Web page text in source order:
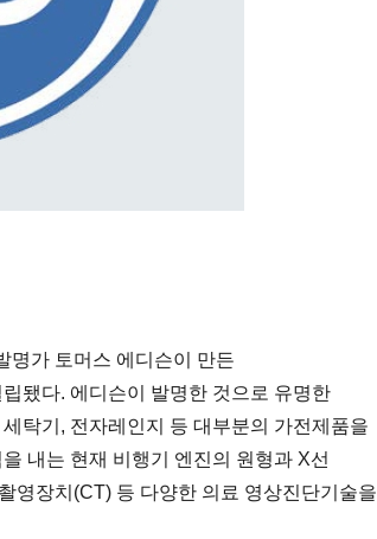
명가 토머스 에디슨이 만든
됐다. 에디슨이 발명한 것으로 유명한
탁기, 전자레인지 등 대부분의 가전제품을
내는 현재 비행기 엔진의 원형과 X선
영장치(CT) 등 다양한 의료 영상진단기술을